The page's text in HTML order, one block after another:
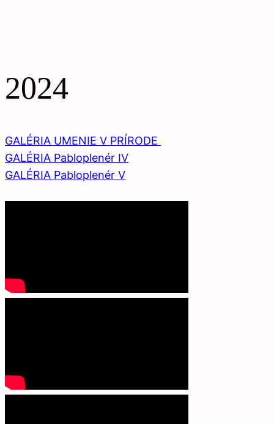
2024
GALÉRIA UMENIE V PRÍRODE
GALÉRIA Pabloplenér IV
GALÉRIA Pabloplenér V